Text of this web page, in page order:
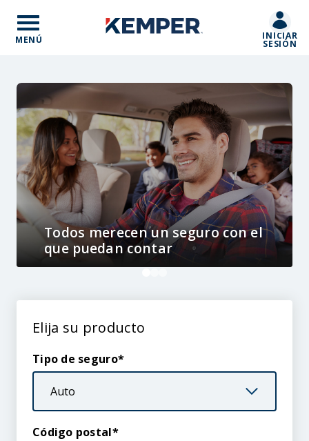
mainMENÚ INICIAR
SESIÓN
Elija
producto
Elija su producto
Tipo de seguro
Código postal
Todos merecen un seguro con el
que puedan contar